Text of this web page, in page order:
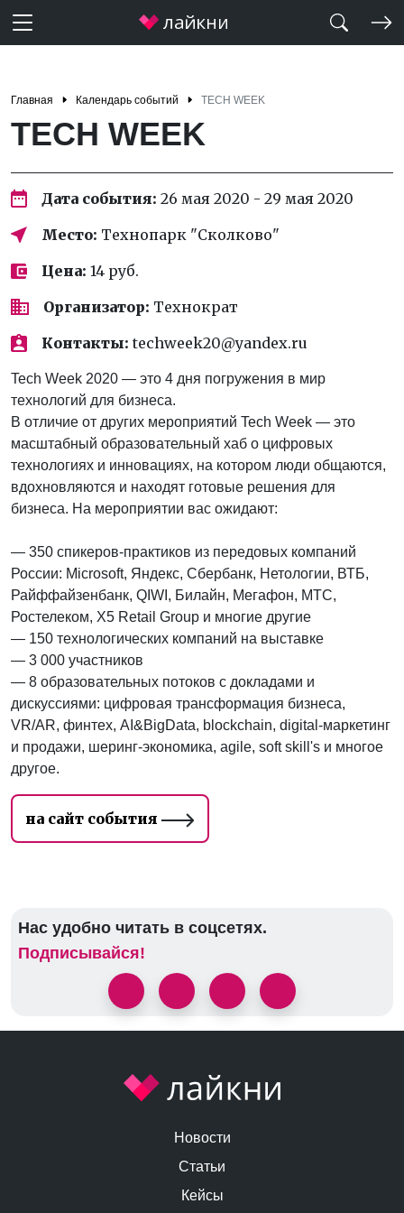
Главная Календарь событий TECH WEEK
TECH WEEK
Дата события: 26 мая 2020 - 29 мая 2020
Место: Технопарк "Сколково"
Цена: 14 руб.
Организатор: Технократ
Контакты: techweek20@yandex.ru
Tech Week 2020 — это 4 дня погружения в мир
технологий для бизнеса.
В отличие от других мероприятий Tech Week — это
масштабный образовательный хаб о цифровых
технологиях и инновациях, на котором люди общаются,
вдохновляются и находят готовые решения для
бизнеса. На мероприятии вас ожидают:
— 350 спикеров-практиков из передовых компаний
России: Microsoft, Яндекс, Сбербанк, Нетологии, ВТБ,
Райффайзенбанк, QIWI, Билайн, Мегафон, МТС,
Ростелеком, X5 Retail Group и многие другие
— 150 технологических компаний на выставке
— 3 000 участников
— 8 образовательных потоков с докладами и
дискуссиями: цифровая трансформация бизнеса,
VR/AR, финтех, AI&BigData, blockchain, digital-маркетинг
и продажи, шеринг-экономика, agile, soft skill's и многое
другое.
на сайт события
Нас удобно читать в соцсетях.
Подписывайся!
Новости
Статьи
Кейсы